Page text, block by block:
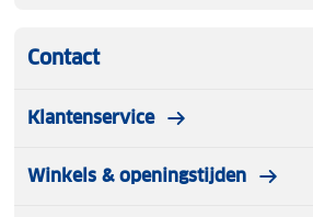
Contact
Klantenservice
Winkels & openingstijden